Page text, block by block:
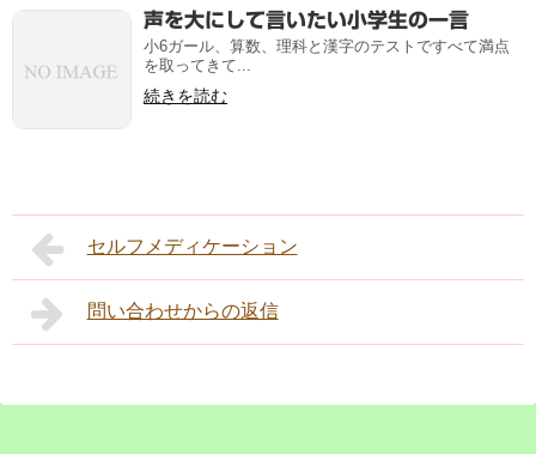
声を大にして言いたい小学生の一言
小6ガール、算数、理科と漢字のテストですべて満点
を取ってきて...
続きを読む
セルフメディケーション
問い合わせからの返信